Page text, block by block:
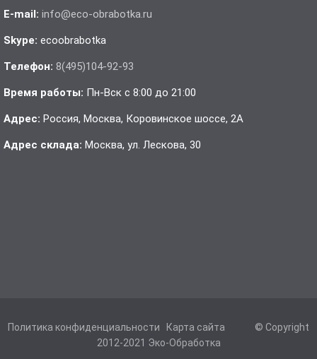
E-mail: info@eco-obrabotka.ru
Skype: ecoobrabotka
Телефон: 8(495)104-92-93
Время работы: Пн-Вск с 8:00 до 21:00
Адрес: Россия, Москва, Коровинское шоссе, 2А
Адрес склада: Москва, ул. Лескова, 30
Политика конфиденциальности Карта сайта
© Copyright
2012-2021 Эко-Обработка